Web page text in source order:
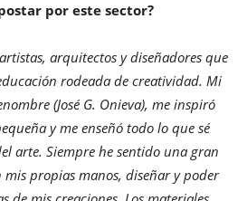
por este sector?
arquitectos y diseñadores que
rodeada de creatividad. Mi
(José G. Onieva), me inspiró
y me enseñó todo lo que sé
arte. Siempre he sentido una gran
propias manos, diseñar y poder